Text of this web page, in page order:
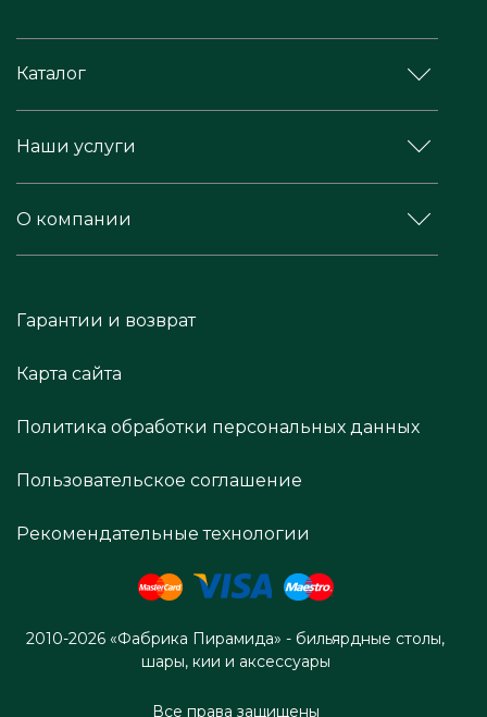
Каталог
Наши услуги
О компании
Гарантии и возврат
Карта сайта
Политика обработки персональных данных
Пользовательское соглашение
Рекомендательные технологии
2010-2026 «Фабрика Пирамида» - бильярдные столы,
шары, кии и аксессуары
Все права защищены